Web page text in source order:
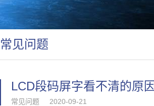
常见问题
LCD段码屏字看不清的原因
常见问题 2020-09-21